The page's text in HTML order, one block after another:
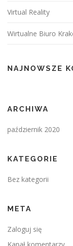
Virtual Reality
Wirtualne Biuro
NAJNOWSZE
ARCHIWA
październik 2020
KATEGORIE
Bez kategorii
META
Zaloguj się
Kanał komentarzy